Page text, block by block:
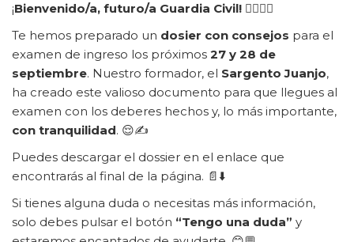
¡Bienvenido/a, futuro/a Guardia Civil! 👮‍♂️👮‍♀️
Te hemos preparado un dosier con consejos para el
examen de ingreso los próximos 27 y 28 de
septiembre. Nuestro formador, el Sargento Juanjo,
ha creado este valioso documento para que llegues al
examen con los deberes hechos y, lo más importante,
con tranquilidad. 😌✍️
Puedes descargar el dossier en el enlace que
encontrarás al final de la página. 📄⬇️
Si tienes alguna duda o necesitas más información,
solo debes pulsar el botón “Tengo una duda” y